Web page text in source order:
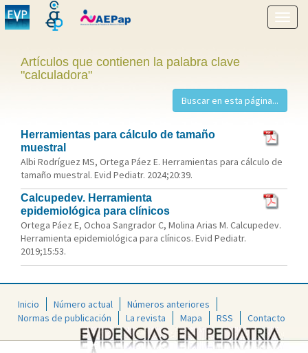
menú
Artículos que contienen la palabra clave
"calculadora"
Herramientas para cálculo de tamaño
muestral
Albi Rodríguez MS, Ortega Páez E. Herramientas para cálculo de
tamaño muestral. Evid Pediatr. 2024;20:39.
Calcupedev. Herramienta
epidemiológica para clínicos
Ortega Páez E, Ochoa Sangrador C, Molina Arias M. Calcupedev.
Herramienta epidemiológica para clínicos. Evid Pediatr.
2019;15:53.
Inicio Número actual
Números anteriores
Normas de publicación
La revista Mapa RSS Contacto